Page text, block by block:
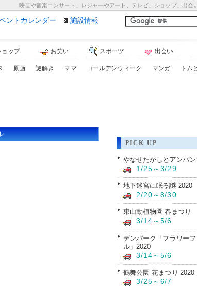
映画や音楽コンサート、レジャーやアート、テレビ、ショップ、出会
ント カレンダー 施設情報
ョップ お笑い スポーツ 出会い
原画 謎解き ママ ゴールデンウィーク マンガ
トム
PICK UP
やなせたかしとアンパ
1/25～3/29
地下迷宮に眠る謎 2020
2/20～8/30
東山動植物園 春まつり
3/14～5/6
デンパーク「フラワー
ル」2020
3/14～5/6
鶴舞公園 花まつり 2020
3/25～6/7